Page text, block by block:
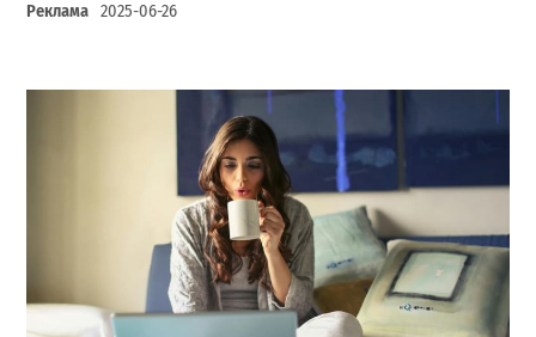
Реклама 2025-06-26